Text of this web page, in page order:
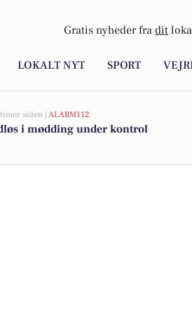
Gratis nyheder fra dit
LOKALT NYT SPORT
siden | ALARM112
i mødding under kontrol
og henter ny inspiration i Norge